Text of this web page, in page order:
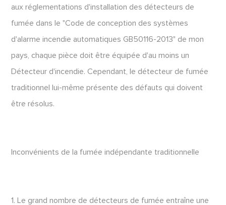
aux réglementations d'installation des détecteurs de
fumée dans le "Code de conception des systèmes
d'alarme incendie automatiques GB50116-2013" de mon
pays, chaque pièce doit être équipée d'au moins un
Détecteur d'incendie. Cependant, le détecteur de fumée
traditionnel lui-même présente des défauts qui doivent
être résolus.
Inconvénients de la fumée indépendante traditionnelle
1. Le grand nombre de détecteurs de fumée entraîne une